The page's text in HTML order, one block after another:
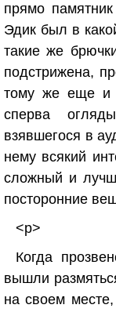
прямо
Эдик был в
такие же
подстрижена,
тому же еще и
сперва
взявшегося в
нему всякий
сложный и
посторонние
<p>
Когда
вышли
на своем